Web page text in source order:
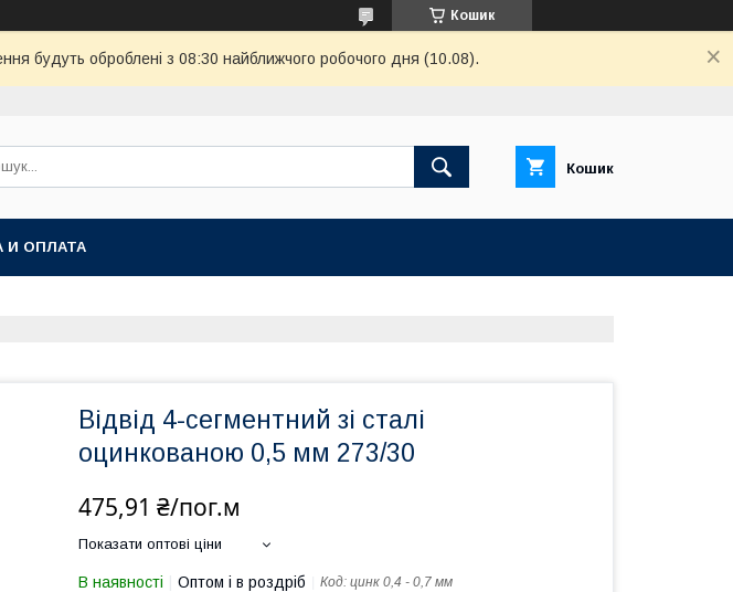
Кошик
будуть оброблені з 08:30 найближчого робочого дня (10.08).
Кошик
И ОПЛАТА
Відвід 4-сегментний зі сталі
оцинкованою 0,5 мм 273/30
475,91 ₴/пог.м
Показати оптові ціни
В наявності Оптом і в роздріб Код: цинк 0,4 - 0,7 мм